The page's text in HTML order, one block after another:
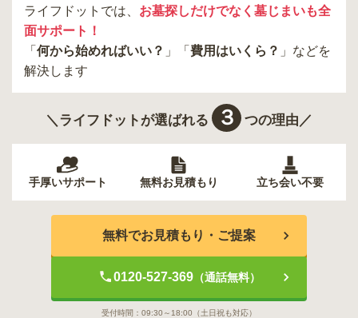
ライフドットでは、 お墓探しだけでなく墓じまいも全
面サポート！
「 何から始めればいい？ 」「 費用はいくら？ 」などを
解決します
＼ライフドットが選ばれる ３ つの理由／
手厚いサポート 無料お見積もり 立ち会い不要
無料でお見積もり・ご提案
0120-527-369（通話無料）
受付時間： 09:30～18:00 （土日祝も対応）